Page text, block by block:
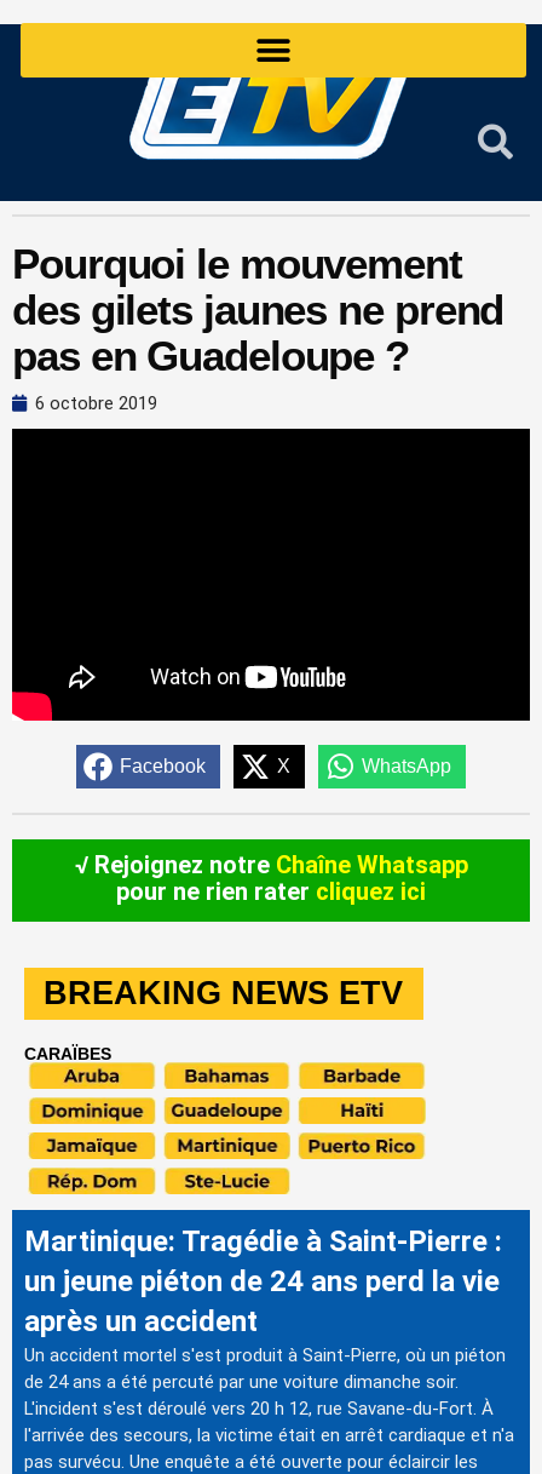
Pourquoi le mouvement
des gilets jaunes ne prend
pas en Guadeloupe ?
6 octobre 2019
Facebook X WhatsApp
√ Rejoignez notre Chaîne Whatsapp
pour ne rien rater cliquez ici
BREAKING NEWS ETV
CARAÏBES
Martinique: Tragédie à Saint-Pierre :
un jeune piéton de 24 ans perd la vie
après un accident
Un accident mortel s'est produit à Saint-Pierre, où un piéton
de 24 ans a été percuté par une voiture dimanche soir.
L'incident s'est déroulé vers 20 h 12, rue Savane-du-Fort. À
l'arrivée des secours, la victime était en arrêt cardiaque et n'a
pas survécu. Une enquête a été ouverte pour éclaircir les